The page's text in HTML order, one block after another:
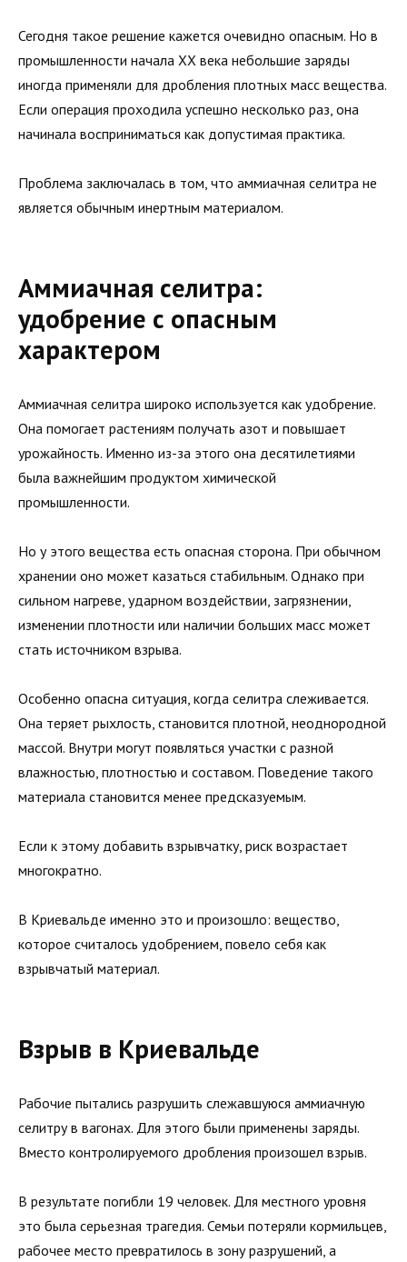
Сегодня такое решение кажется очевидно опасным. Но в
промышленности начала XX века небольшие заряды
иногда применяли для дробления плотных масс вещества.
Если операция проходила успешно несколько раз, она
начинала восприниматься как допустимая практика.
Проблема заключалась в том, что аммиачная селитра не
является обычным инертным материалом.
Аммиачная селитра:
удобрение с опасным
характером
Аммиачная селитра широко используется как удобрение.
Она помогает растениям получать азот и повышает
урожайность. Именно из-за этого она десятилетиями
была важнейшим продуктом химической
промышленности.
Но у этого вещества есть опасная сторона. При обычном
хранении оно может казаться стабильным. Однако при
сильном нагреве, ударном воздействии, загрязнении,
изменении плотности или наличии больших масс может
стать источником взрыва.
Особенно опасна ситуация, когда селитра слеживается.
Она теряет рыхлость, становится плотной, неоднородной
массой. Внутри могут появляться участки с разной
влажностью, плотностью и составом. Поведение такого
материала становится менее предсказуемым.
Если к этому добавить взрывчатку, риск возрастает
многократно.
В Криевальде именно это и произошло: вещество,
которое считалось удобрением, повело себя как
взрывчатый материал.
Взрыв в Криевальде
Рабочие пытались разрушить слежавшуюся аммиачную
селитру в вагонах. Для этого были применены заряды.
Вместо контролируемого дробления произошел взрыв.
В результате погибли 19 человек. Для местного уровня
это была серьезная трагедия. Семьи потеряли кормильцев,
рабочее место превратилось в зону разрушений, а